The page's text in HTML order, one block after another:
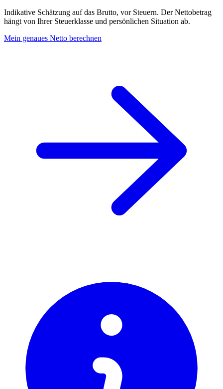
Indikative Schätzung auf das Brutto, vor Steuern. Der Nettobetrag
hängt von Ihrer Steuerklasse und persönlichen Situation ab.
Mein genaues Netto berechnen